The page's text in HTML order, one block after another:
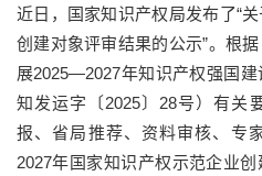
近日，国家知识产权局发布了“
创建对象评审结果的公示”。根
展2025—2027年知识产权强国
知发运字〔2025〕28号）有关
报、省局推荐、资料审核、专
2027年国家知识产权示范企业